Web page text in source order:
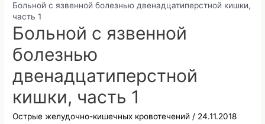
Больной с язвенной болезнью двенадцатиперстной кишки,
часть 1
Больной с язвенной
болезнью
двенадцатиперстной
кишки, часть 1
Острые желудочно-кишечных кровотечений / 24.11.2018